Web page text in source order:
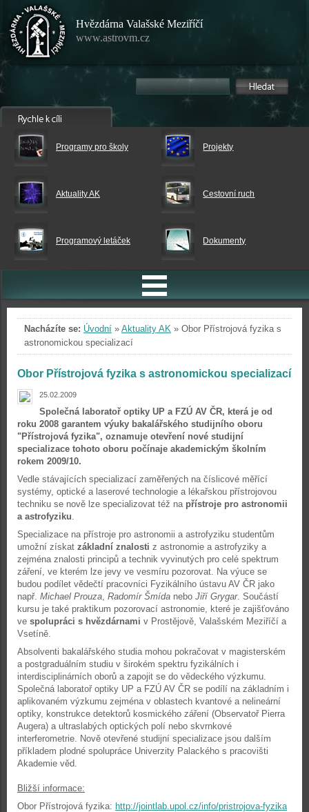
Hvězdárna Valašské Meziříčí
www.astrovm.cz
Programy pro školy Projekty
Aktuality AK Cestovní ruch
Programový letáček Dokumenty
Nacházíte se: Úvodní » Aktuality AK » Obor Přístrojová fyzika s
astronomickou specializací
Obor Přístrojová fyzika s astronomickou specializací
25.02.2009
Společná laboratoř optiky UP a FZÚ AV ČR, která je od
roku 2008 garantem výuky bakalářského studijního oboru
"Přístrojová fyzika", oznamuje otevření nové studijní
specializace tohoto oboru počínaje akademickým školním
rokem 2009/10.
Vedle stávajících specializací zaměřených na číslicové měřící
systémy, optické a laserové technologie a lékařskou přístrojovou
techniku se nově lze specializovat též na přístroje pro astronomii
a astrofyziku.
Specializace na přístroje pro astronomii a astrofyziku studentům
umožní získat základní znalosti z astronomie a astrofyziky a
zejména znalosti principů a technik vyvinutých pro celé spektrum
záření, ve kterém lze jevy ve vesmíru pozorovat. Na výuce se
budou podílet vědečtí pracovníci Fyzikálního ústavu AV ČR jako
např. Michael Prouza, Radomír Šmída nebo Jiří Grygar. Součástí
kursu je také praktikum pozorovací astronomie, které je zajišťováno
ve spolupráci s hvězdárnami v Prostějově, Valašském Meziříčí a
Vsetíně.
Absolventi bakalářského studia mohou pokračovat v magisterském
a postgraduálním studiu v širokém spektru fyzikálních i
interdisciplinárních oborů a zapojit se do vědeckého výzkumu.
Společná laboratoř optiky UP a FZÚ AV ČR se podílí na základním i
aplikovaném výzkumu zejména v oblastech kvantové a nelineární
optiky, konstrukce detektorů kosmického záření (Observatoř Pierra
Augera) a ultraslabých optických polí nebo skvrnkové
interferometrie. Nově otevřené studijní specializace jsou dalším
příkladem plodné spolupráce Univerzity Palackého s pracovišti
Akademie věd.
Bližší informace:
Obor Přístrojová fyzika: http://jointlab.upol.cz/info/pristrojova-fyzika